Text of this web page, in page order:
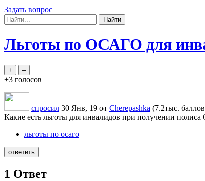
Задать вопрос
Льготы по ОСАГО для
+3 голосов
спросил 30 Янв, 19 от Cherepashka (7.2тыс.
Какие есть льготы для инвалидов при получении
льготы по осаго
1 Ответ